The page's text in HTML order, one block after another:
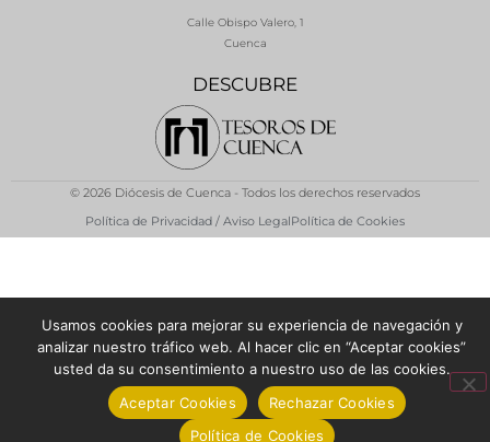
DESCUBRE
Calle Obispo Valero, 1
Cuenca
© 2026 Diócesis de Cuenca - Todos los derechos reservados
Política de Privacidad / Aviso LegalPolítica de Cookies
Usamos cookies para mejorar su experiencia de navegación y
analizar nuestro tráfico web. Al hacer clic en “Aceptar cookies”
usted da su consentimiento a nuestro uso de las cookies.
Aceptar Cookies
Rechazar Cookies
Política de Cookies